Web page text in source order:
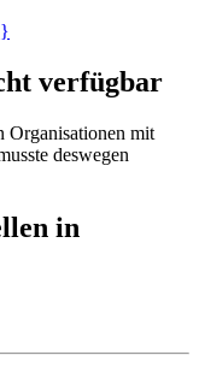
verfügbar
Organisationen mit
deswegen
in